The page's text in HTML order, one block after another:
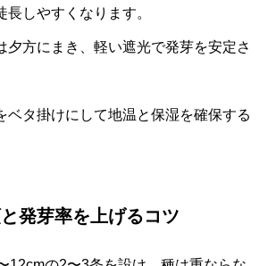
しやすくなります。
夕方にまき、軽い遮光で発芽を安定さ
ベタ掛けにして地温と保湿を確保する
発芽率を上げるコツ